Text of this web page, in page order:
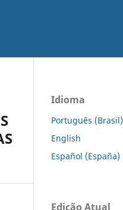
Idioma
Português (Brasil)
English
Español (España)
Edição Atual